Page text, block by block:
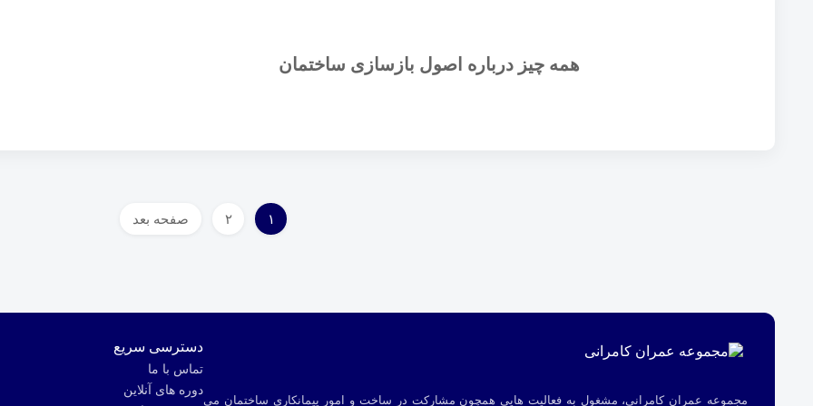
همه چیز درباره اصول بازسازی ساختمان
Posts
pagination
۱ ۲ صفحه بعد
مجموعه عمران کامرانی، مشغول به فعالیت هایی همچون مشارکت در ساخت و امور پیمانکاری ساختمان می
دسترسی سریع
تماس با ما
دوره های آنلاین